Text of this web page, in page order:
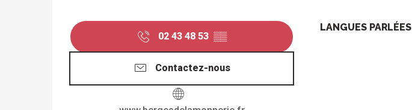
02 43 48 53 ▒▒
Contactez-nous
LANGUES PARLÉES
LANGUES PARLÉES